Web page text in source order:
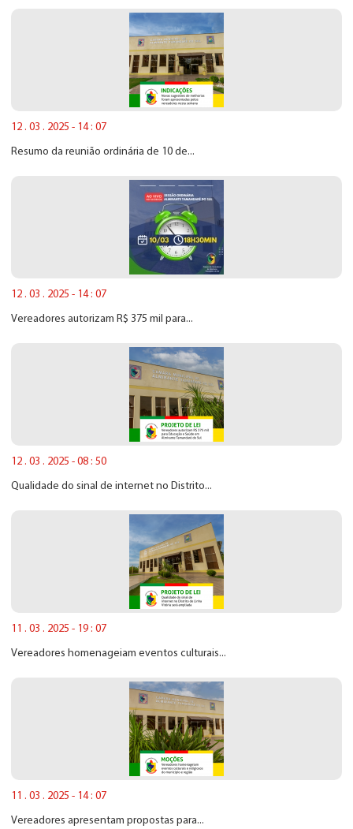
12 . 03 . 2025 - 14 : 07
Resumo da reunião ordinária de 10 de...
12 . 03 . 2025 - 14 : 07
Vereadores autorizam R$ 375 mil para...
12 . 03 . 2025 - 08 : 50
Qualidade do sinal de internet no Distrito...
11 . 03 . 2025 - 19 : 07
Vereadores homenageiam eventos culturais...
11 . 03 . 2025 - 14 : 07
Vereadores apresentam propostas para...